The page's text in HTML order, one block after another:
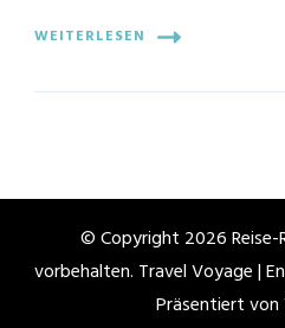
WEITERLESEN
© Copyright 2026
vorbehalten. Travel Voyage |
Präsentiert von